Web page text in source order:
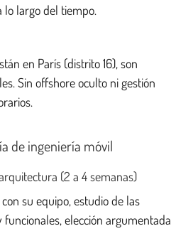
lo largo del tiempo.
en París (distrito 16), son
Sin offshore oculto ni gestión
de ingeniería móvil
(2 a 4 semanas)
su equipo, estudio de las
funcionales, elección argumentada